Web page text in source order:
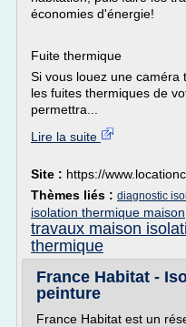
économies d'énergie!
Fuite thermique
Si vous louez une
les fuites thermiques de
permettra...
Lire la suite
Site : https://
Thèmes liés : diagnostic
isolation thermique maison
travaux maison
thermique
France Habitat -
peinture
France Habitat est un